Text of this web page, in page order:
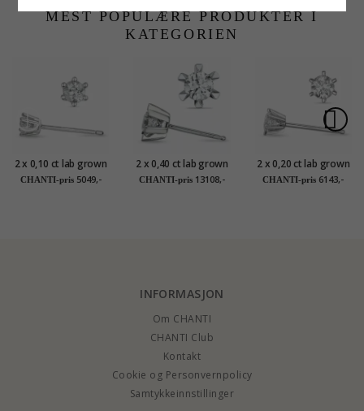
grown diamant
grown diamant
grown diamant
MEST POPULÆRE PRODUKTER I
KATEGORIEN
2 x 0,10 ct lab grown
diamant
CHANTI-pris 5049,-
2 x 0,40 ct lab grown
diamant ørestikker i
CHANTI-pris 13108,-
2 x 0,20 ct lab grown
diamant
CHANTI-pris 6143,-
INFORMASJON
Om CHANTI
CHANTI Club
Kontakt
Cookie og Personvernpolicy
Samtykkeinnstillinger